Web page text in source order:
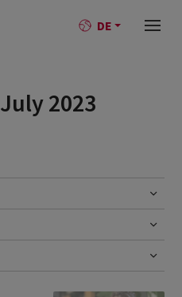
DE
July 2023